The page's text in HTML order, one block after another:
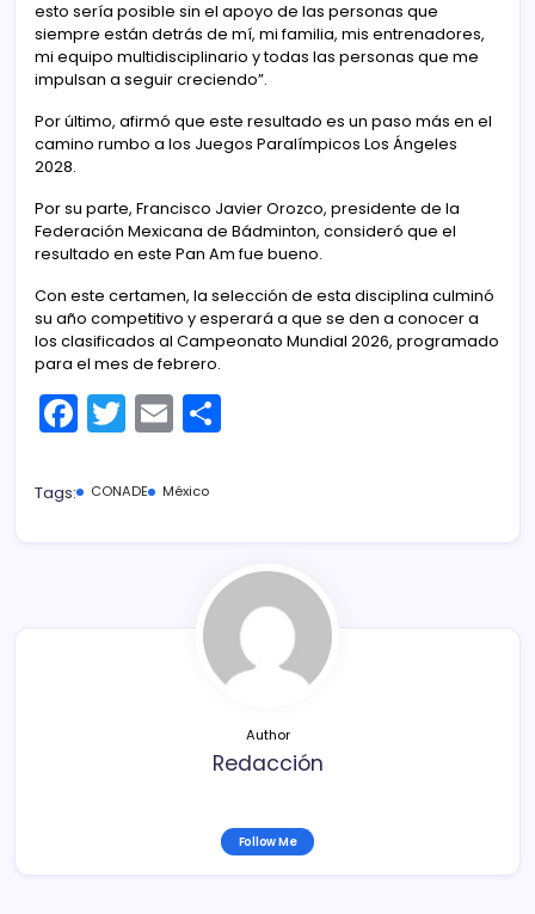
esto sería posible sin el apoyo de las personas que
siempre están detrás de mí, mi familia, mis entrenadores,
mi equipo multidisciplinario y todas las personas que me
impulsan a seguir creciendo”.
Por último, afirmó que este resultado es un paso más en el
camino rumbo a los Juegos Paralímpicos Los Ángeles
2028.
Por su parte, Francisco Javier Orozco, presidente de la
Federación Mexicana de Bádminton, consideró que el
resultado en este Pan Am fue bueno.
Con este certamen, la selección de esta disciplina culminó
su año competitivo y esperará a que se den a conocer a
los clasificados al Campeonato Mundial 2026, programado
para el mes de febrero.
F
a
c
T
w
itt
E
m
ai
ar
tir
Tags: CONADE México
Author
Redacción
Follow Me